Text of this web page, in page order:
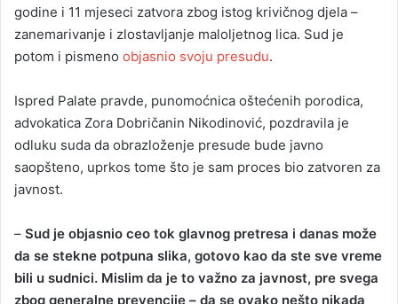
godine i 11 mjeseci zatvora zbog istog krivičnog djela –
zanemarivanje i zlostavljanje maloljetnog lica. Sud je
potom i pismeno objasnio svoju presudu.
Ispred Palate pravde, punomoćnica oštećenih porodica,
advokatica Zora Dobričanin Nikodinović, pozdravila je
odluku suda da obrazloženje presude bude javno
saopšteno, uprkos tome što je sam proces bio zatvoren za
javnost.
– Sud je objasnio ceo tok glavnog pretresa i danas može
da se stekne potpuna slika, gotovo kao da ste sve vreme
bili u sudnici. Mislim da je to važno za javnost, pre svega
zbog generalne prevencije – da se ovako nešto nikada